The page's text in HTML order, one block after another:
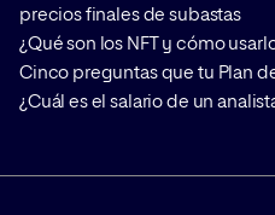
precios finales de subastas
¿Qué son los NFT y cómo
Cinco preguntas que tu Plan
¿Cuál es el salario de un